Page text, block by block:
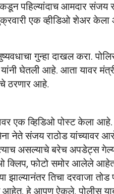
पहिल्यांदाच आमदार संजय
एक व्हीडिओ शेअर
गुन्हा दाखल करा.
यांनी घेतली आहे. आता यावर
ठरणार आहे.
एक व्हिडिओ पोस्ट केला
नेते संजय राठोड यांच्यावर
असल्याचे बरेच अपडेट्स
फोटो समोर आलेले
झाल्यानंतर तिचा दरवाजा
आहेत. हे आपण ऐकले. पोलीस